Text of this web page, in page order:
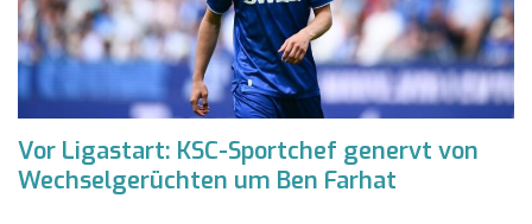
Vor Ligastart: KSC-Sportchef genervt von
Wechselgerüchten um Ben Farhat